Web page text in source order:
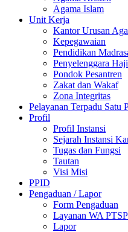
Agama Islam
Unit Kerja
Kantor Urusan
Kepegawaian
Pendidikan
Penyelenggara
Pondok Pesantren
Zakat dan Wakaf
Zona Integritas
Pelayanan Terpadu Satu
Profil
Profil Instansi
Sejarah Instansi
Tugas dan Fungsi
Tautan
Visi Misi
PPID
Pengaduan / Lapor
Form Pengaduan
Layanan WA PTSP
Lapor